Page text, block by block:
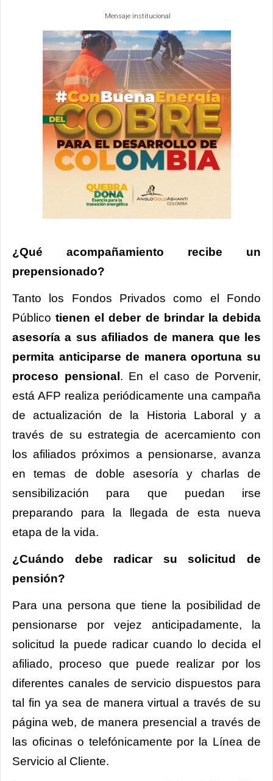
Mensaje institucional
¿Qué acompañamiento recibe un
prepensionado?
Tanto los Fondos Privados como el Fondo
Públicotienen el deber de brindar la debida
asesoría a sus afiliados de manera que les
permita anticiparse de manera oportuna su
proceso pensional . En el caso de Porvenir,
está AFP realiza periódicamente una campaña
de actualización de la Historia Laboral y a
través de su estrategia de acercamiento con
los afiliados próximos a pensionarse, avanza
en temas de doble asesoría y charlas de
sensibilización para que puedan irse
preparando para la llegada de esta nueva
etapa de la vida.
¿Cuándo debe radicar su solicitud de
pensión?
Para una persona que tiene la posibilidad de
pensionarse por vejez anticipadamente, la
solicitud la puede radicar cuando lo decida el
afiliado, proceso que puede realizar por los
diferentes canales de servicio dispuestos para
tal fin ya sea de manera virtual a través de su
página web, de manera presencial a través de
las oficinas o telefónicamente por la Línea de
Servicio al Cliente.